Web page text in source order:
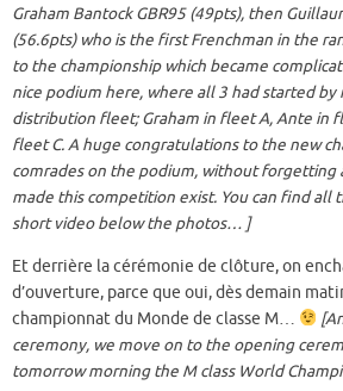
Graham Bantock GBR95 (49pts), then
(56.6pts) who is the first Frenchman in the
to the championship which became
nice podium here, where all 3 had started by
distribution fleet; Graham in fleet A, Ante in
fleet C. A huge congratulations to the new
comrades on the podium, without forgetting
made this competition exist. You can find all
short video below the photos… ]
Et derrière la cérémonie de clôture, on
d’ouverture, parce que oui, dès demain
championnat du Monde de classe M…
ceremony, we move on to the opening
tomorrow morning the M class World